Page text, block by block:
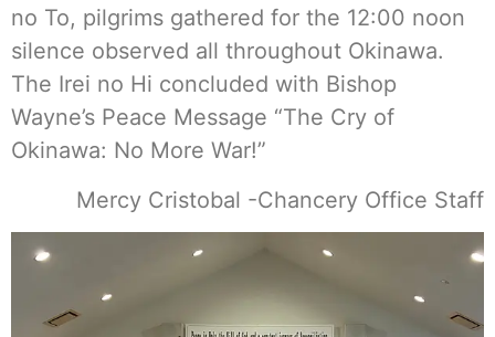
no To, pilgrims gathered for the 12:00 noon
silence observed all throughout Okinawa.
The Irei no Hi concluded with Bishop
Wayne’s Peace Message “The Cry of
Okinawa: No More War!”
Mercy Cristobal -Chancery Office Staff